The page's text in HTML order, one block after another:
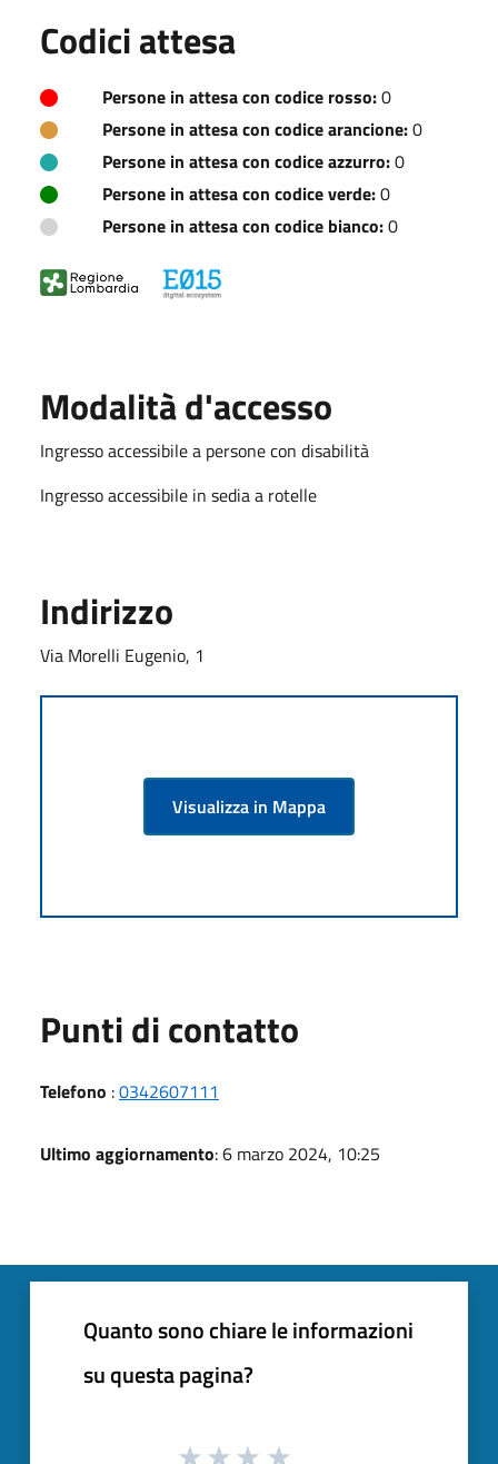
Codici attesa
Persone in attesa con codice rosso:0
Persone in attesa con codice arancione:0
Persone in attesa con codice azzurro:0
Persone in attesa con codice verde:0
Persone in attesa con codice bianco:0
Modalità d'accesso
Ingresso accessibile a persone con disabilità
Ingresso accessibile in sedia a rotelle
Indirizzo
Via Morelli Eugenio, 1
Visualizza in Mappa
Punti di contatto
Telefono :0342607111
Ultimo aggiornamento: 6 marzo 2024, 10:25
Quanto sono chiare le informazioni
su questa pagina?